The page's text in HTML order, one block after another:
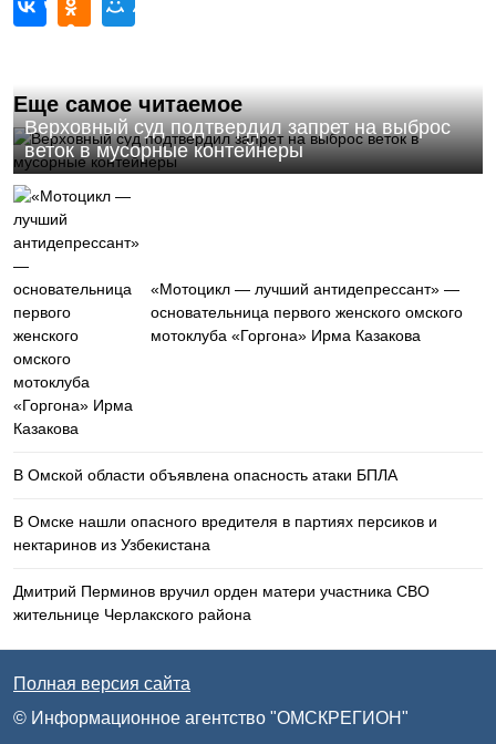
Еще самое читаемое
Верховный суд подтвердил запрет на выброс
веток в мусорные контейнеры
«Мотоцикл — лучший антидепрессант» —
основательница первого женского омского
мотоклуба «Горгона» Ирма Казакова
В Омской области объявлена опасность атаки БПЛА
В Омске нашли опасного вредителя в партиях персиков и
нектаринов из Узбекистана
Дмитрий Перминов вручил орден матери участника СВО
жительнице Черлакского района
Полная версия сайта
© Информационное агентство "ОМСКРЕГИОН"